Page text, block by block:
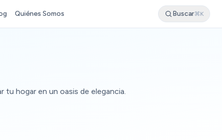
Quiénes Somos Buscar⌘K
hogar en un oasis de elegancia.